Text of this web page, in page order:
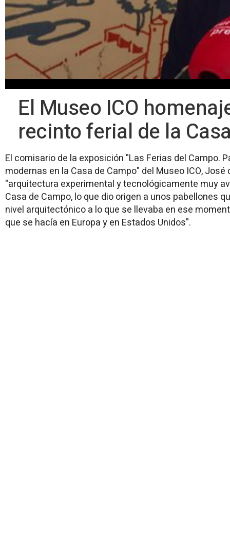
El Museo ICO
recinto ferial de la
El comisario de la exposición "Las Ferias del Campo.
modernas en la Casa de Campo" del Museo ICO,
"arquitectura experimental y tecnológicamente muy
Casa de Campo, lo que dio origen a unos pabellones
nivel arquitectónico a lo que se llevaba en ese
que se hacía en Europa y en Estados Unidos".